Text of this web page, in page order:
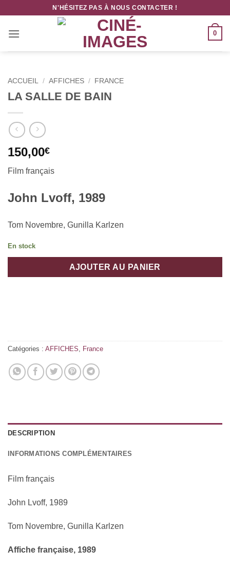
contenu
N'HÉSITEZ PAS À NOUS CONTACTER !
0
ACCUEIL / AFFICHES / FRANCE
LA SALLE DE BAIN
150,00€
Film français
John Lvoff, 1989
Tom Novembre, Gunilla Karlzen
En stock
AJOUTER AU PANIER
Catégories : AFFICHES, France
DESCRIPTION
INFORMATIONS COMPLÉMENTAIRES
Film français
John Lvoff, 1989
Tom Novembre, Gunilla Karlzen
Affiche française, 1989